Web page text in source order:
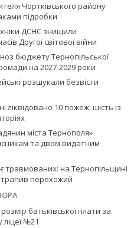
Чортківського району
підробки
ДСНС знищили
Другої світової війни
бюджету Тернопільської
на 2027-2029 роки
розшукали безвісти
ліквідовано 10 пожеж: шість із
міста Тернополя»
та двом видатним
травмованих: на Тернопільщині
перехожий
батьківської плати за
№21